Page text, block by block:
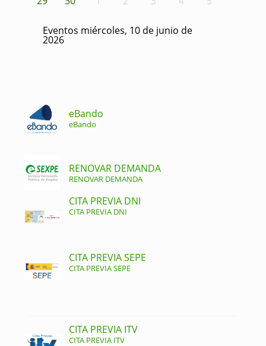
Eventos miércoles, 10 de junio de
2026
eBando
eBando
RENOVAR DEMANDA
RENOVAR DEMANDA
CITA PREVIA DNI
CITA PREVIA DNI
CITA PREVIA SEPE
CITA PREVIA SEPE
CITA PREVIA ITV
CITA PREVIA ITV